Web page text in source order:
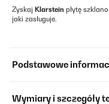
Zyskaj Klarstein płytę
jaki zasługuje.
Podstawowe
Wymiary i szczegóły